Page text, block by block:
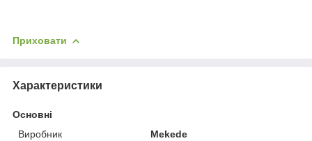
Приховати
Характеристики
Основні
Виробник
Mekede